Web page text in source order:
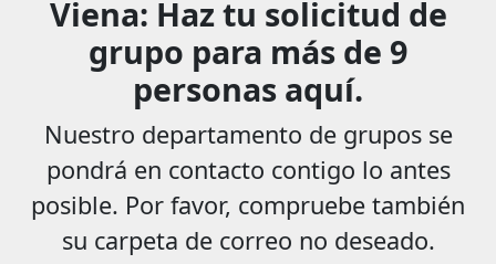
Viena: Haz tu solicitud de
grupo para más de 9
personas aquí.
Nuestro departamento de grupos se
pondrá en contacto contigo lo antes
posible. Por favor, compruebe también
su carpeta de correo no deseado.